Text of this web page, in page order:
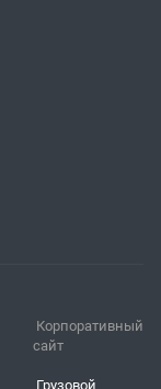
Корпоративный
сайт
Грузовой